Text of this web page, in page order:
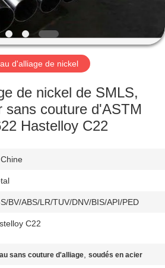
d'alliage de nickel
de nickel de SMLS,
sans couture d'ASTM
Hastelloy C22
BV/ABS/LR/TUV/DNV/BIS/API/PED
C22
sans couture d'alliage,soudés en acier